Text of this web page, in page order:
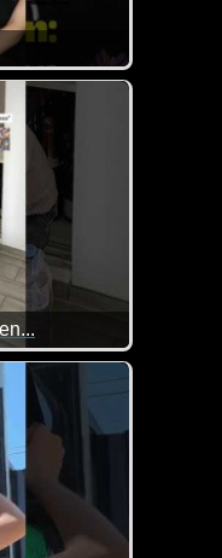
hinhören, um alles zu